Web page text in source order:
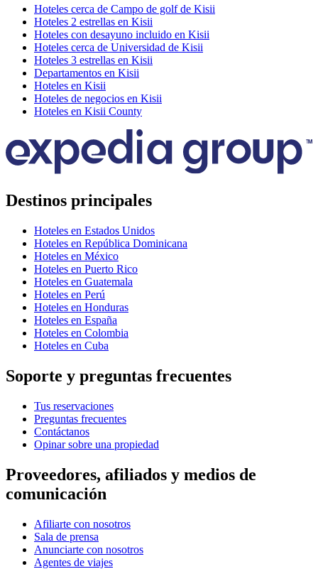
Hoteles cerca de Campo de golf de Kisii
Hoteles 2 estrellas en Kisii
Hoteles con desayuno incluido en Kisii
Hoteles cerca de Universidad de Kisii
Hoteles 3 estrellas en Kisii
Departamentos en Kisii
Hoteles en Kisii
Hoteles de negocios en Kisii
Hoteles en Kisii County
Destinos principales
Hoteles en Estados Unidos
Hoteles en República Dominicana
Hoteles en México
Hoteles en Puerto Rico
Hoteles en Guatemala
Hoteles en Perú
Hoteles en Honduras
Hoteles en España
Hoteles en Colombia
Hoteles en Cuba
Soporte y preguntas frecuentes
Tus reservaciones
Preguntas frecuentes
Contáctanos
Opinar sobre una propiedad
Proveedores, afiliados y medios de
comunicación
Afiliarte con nosotros
Sala de prensa
Anunciarte con nosotros
Agentes de viajes